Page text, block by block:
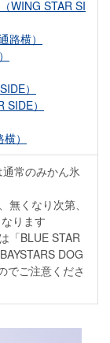
WING STAR SI
路横）
）
）
）
常のみかん氷
無くなり次第、
ります
「BLUE STAR
DOG
でご注意くださ